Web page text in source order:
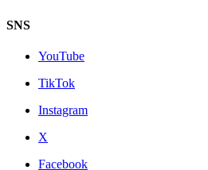
SNS
YouTube
TikTok
Instagram
X
Facebook